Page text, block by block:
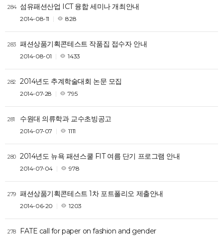
284 섬유패션산업 ICT 융합 세미나 개최안내
2014-08-11 828
283 패션상품기획콘테스트 작품집 접수자 안내
2014-08-01 1433
282 2014년도 추계학술대회 논문 모집
2014-07-28 795
281 수원대 의류학과 교수초빙공고
2014-07-07 1111
280 2014년도 뉴욕 패션스쿨 FIT 여름 단기 프로그램 안내
2014-07-04 978
279 패션상품기획콘테스트 1차 포트폴리오 제출안내
2014-06-20 1203
278 FATE call for paper on fashion and gender